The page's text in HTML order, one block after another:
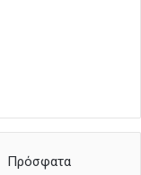
Πρόσφατα